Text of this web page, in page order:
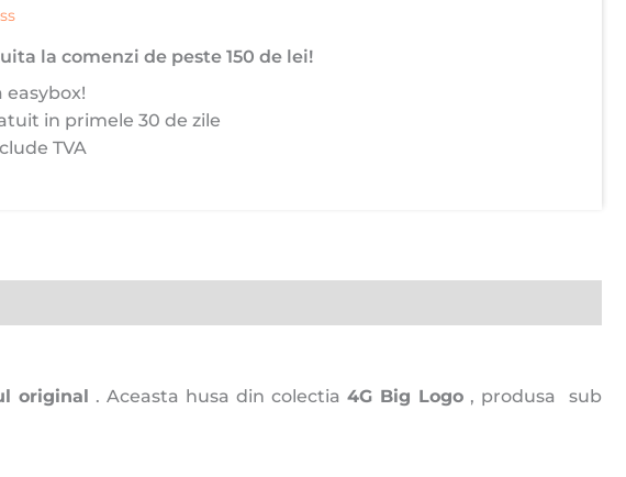
la comenzi de peste 150 de lei!
easybox!
in primele 30 de zile
TVA
original . Aceasta husa din colectia 4G Big Logo , produsa sub